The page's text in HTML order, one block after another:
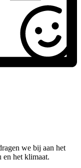
we bij aan het
en het klimaat.